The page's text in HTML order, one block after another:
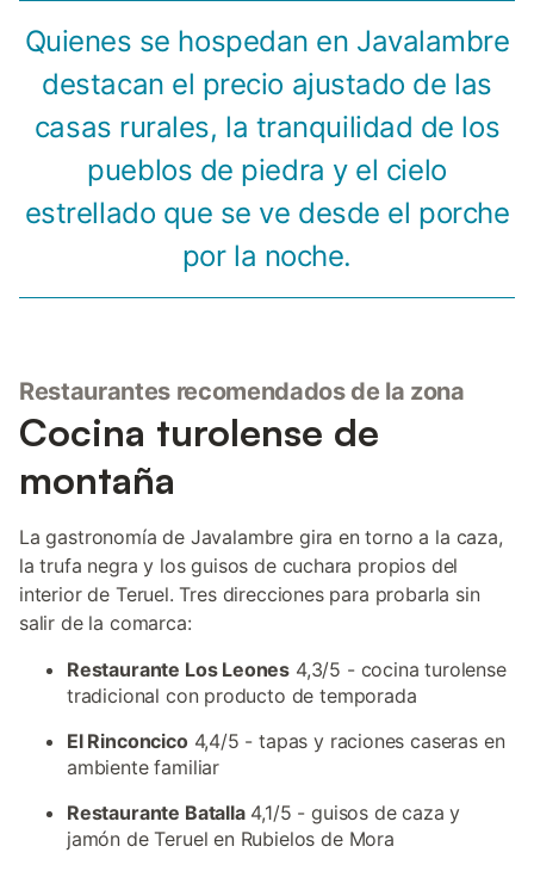
Quienes se hospedan en Javalambre
destacan el precio ajustado de las
casas rurales, la tranquilidad de los
pueblos de piedra y el cielo
estrellado que se ve desde el porche
por la noche.
Restaurantes recomendados de la zona
Cocina turolense de
montaña
La gastronomía de Javalambre gira en torno a la caza,
la trufa negra y los guisos de cuchara propios del
interior de Teruel. Tres direcciones para probarla sin
salir de la comarca:
Restaurante Los Leones 4,3/5 - cocina turolense
tradicional con producto de temporada
El Rinconcico4,4/5 - tapas y raciones caseras en
ambiente familiar
Restaurante Batalla4,1/5 - guisos de caza y
jamón de Teruel en Rubielos de Mora